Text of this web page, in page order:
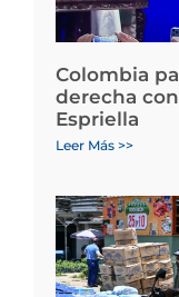
Colombia
derecha
Espriella
Leer Más >>